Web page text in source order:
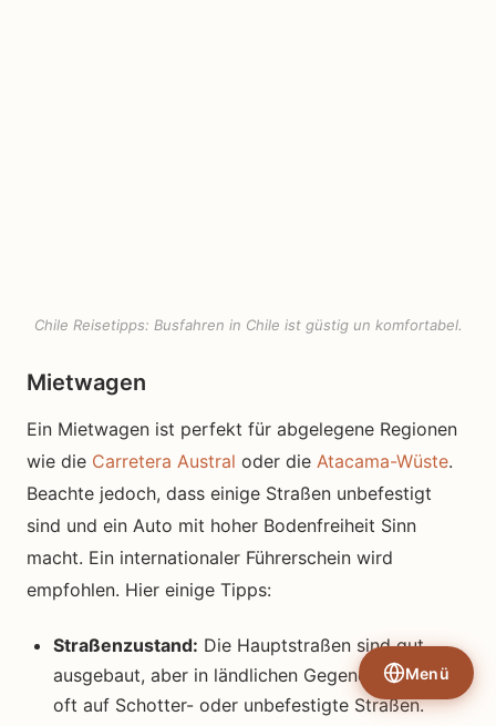
Chile Reisetipps: Busfahren in Chile ist güstig un komfortabel.
Mietwagen
Ein Mietwagen ist perfekt für abgelegene Regionen
wie die Carretera Austral oder die Atacama-Wüste.
Beachte jedoch, dass einige Straßen unbefestigt
sind und ein Auto mit hoher Bodenfreiheit Sinn
macht. Ein internationaler Führerschein wird
empfohlen. Hier einige Tipps:
Straßenzustand: Die Hauptstraßen sind gut
ausgebaut, aber in ländlichen Gegenden triffst du
oft auf Schotter- oder unbefestigte Straßen.
Menü